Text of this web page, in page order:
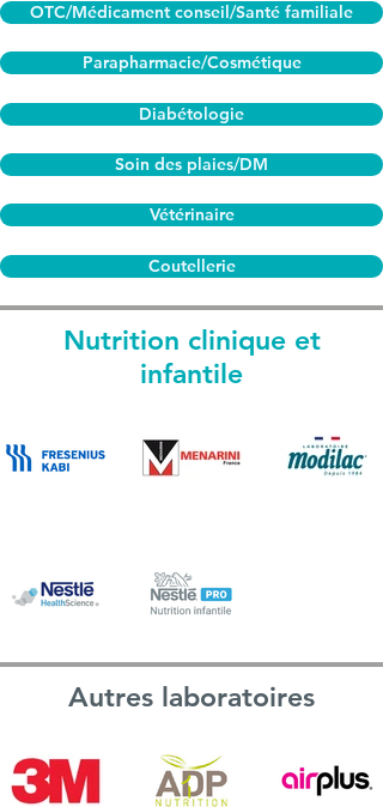
OTC/Médicament conseil/Santé familiale
Parapharmacie/Cosmétique
Diabétologie
Soin des plaies/DM
Vétérinaire
Coutellerie
Nutrition clinique et
infantile
Autres laboratoires